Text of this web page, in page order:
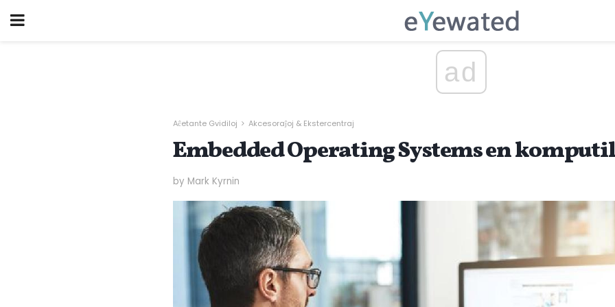
ad
Aĉetante Gvidiloj Akcesoraĵoj & Ekstercentraj
Embedded Operating Systems en
by Mark Kyrnin